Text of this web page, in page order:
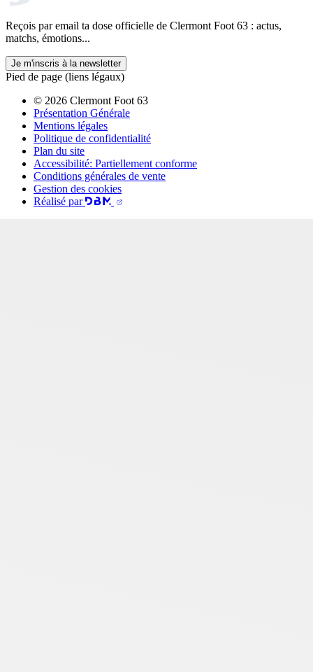
Reçois par email ta dose officielle de Clermont Foot 63 : actus,
matchs, émotions...
Je m'inscris à la newsletter
Pied de page (liens légaux)
© 2026 Clermont Foot 63
Présentation Générale
Mentions légales
Politique de confidentialité
Plan du site
Accessibilité: Partiellement conforme
Conditions générales de vente
Gestion des cookies
Réalisé par